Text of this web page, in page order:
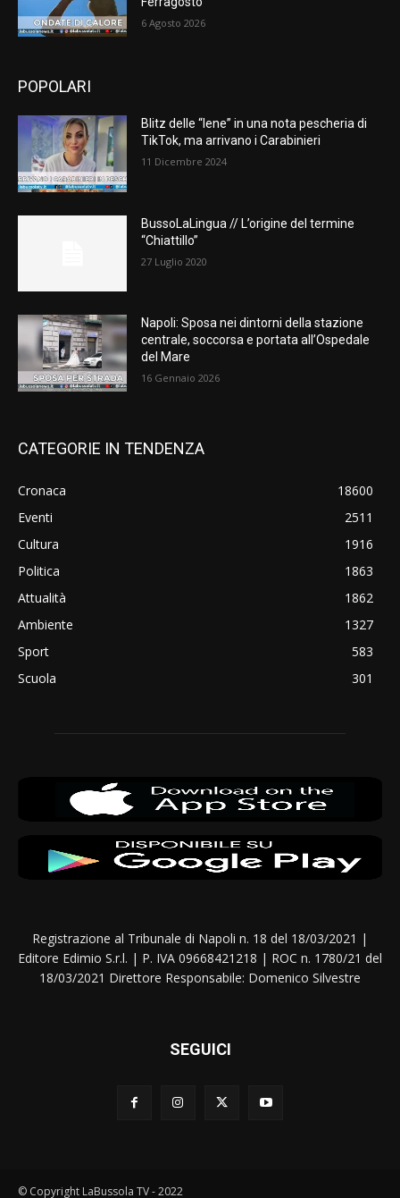
6 Agosto 2026
POPOLARI
Blitz delle “Iene” in una nota pescheria di
TikTok, ma arrivano i Carabinieri
11 Dicembre 2024
BussoLaLingua // L’origine del termine
“Chiattillo”
27 Luglio 2020
Napoli: Sposa nei dintorni della stazione
centrale, soccorsa e portata all’Ospedale
del Mare
16 Gennaio 2026
CATEGORIE IN TENDENZA
Cronaca
18600
Eventi
2511
Cultura
1916
Politica
1863
Attualità
1862
Ambiente
1327
Sport
583
Scuola
301
Registrazione al Tribunale di Napoli n. 18 del 18/03/2021 |
Editore Edimio S.r.l. | P. IVA 09668421218 | ROC n. 1780/21 del
18/03/2021 Direttore Responsabile: Domenico Silvestre
SEGUICI
© Copyright LaBussola TV - 2022